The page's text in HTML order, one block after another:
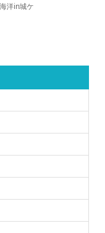
洋in城ケ